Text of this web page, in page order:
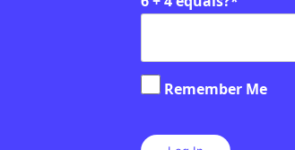
Remember Me
Txernòbil?
2N CICLE ESO
CICLE SUPERIOR DE PRIMÀRIA